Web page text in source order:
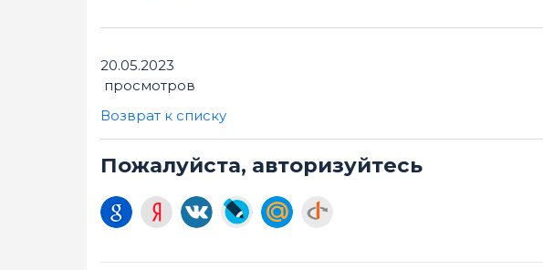
20.05.2023
просмотров
Возврат к списку
Пожалуйста, авторизуйтесь